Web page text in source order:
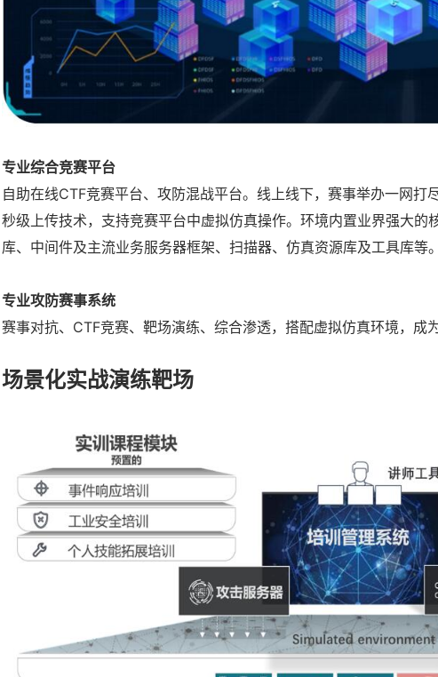
专业综合竞赛平台
自助在线CTF竞赛平台、攻防混战平台。线上线下，赛事举办一网打
秒级上传技术，支持竞赛平台中虚拟仿真操作。环境内置业界强大的
库、中间件及主流业务服务器框架、扫描器、仿真资源库及工具库等。
专业攻防赛事系统
赛事对抗、CTF竞赛、靶场演练、综合渗透，搭配虚拟仿真环境，成
场景化实战演练靶场